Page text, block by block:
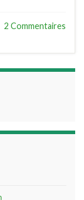
2 Commentaires